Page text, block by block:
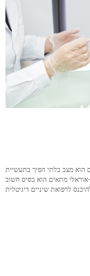
הוא מצב בלתי הפיך בתעשיית
אוראלי מתאים הוא בסיס חשוב